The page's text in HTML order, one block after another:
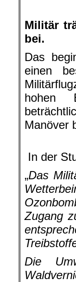
Militär
bei.
Das
einen
hohen
Manöver
In der
„Das
Zugang
Die